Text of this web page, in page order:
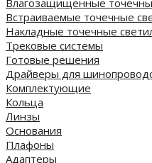
Влагозащищенные
Встраиваемые точечные
Накладные точечные
Трековые системы
Готовые решения
Драйверы для
Комплектующие
Кольца
Линзы
Основания
Плафоны
Адаптеры